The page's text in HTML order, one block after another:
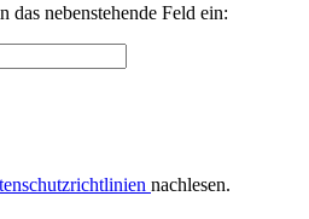
das nebenstehende Feld ein:
nachlesen.